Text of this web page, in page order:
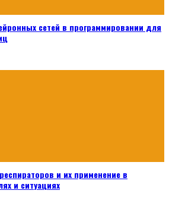
сетей в программировании для
и их применение в
и ситуациях